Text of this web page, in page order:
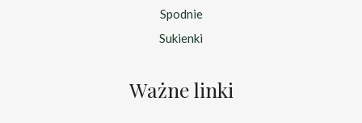
Spodnie
Sukienki
Ważne linki